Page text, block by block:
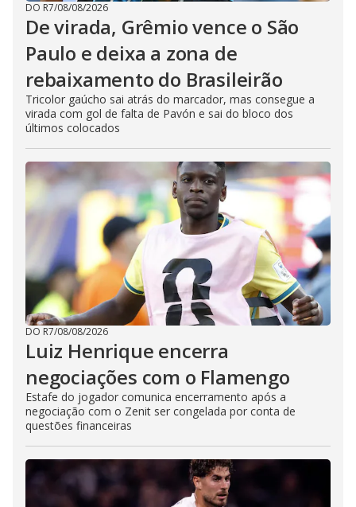
DO R7/08/08/2026
De virada, Grêmio vence o São
Paulo e deixa a zona de
rebaixamento do Brasileirão
Tricolor gaúcho sai atrás do marcador, mas consegue a
virada com gol de falta de Pavón e sai do bloco dos
últimos colocados
DO R7/08/08/2026
Luiz Henrique encerra
negociações com o Flamengo
Estafe do jogador comunica encerramento após a
negociação com o Zenit ser congelada por conta de
questões financeiras